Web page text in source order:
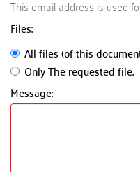
This email address is used
Files:
All files (of this
Only The requested file.
Message: